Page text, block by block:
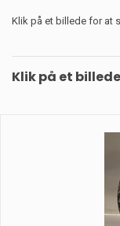
Klik på et billede for at
Klik på et